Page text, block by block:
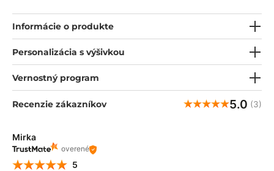
schne. Je odolná proti pokrčeniu a pokrčeniu, takže budete v
práci vyzerať (a cítiť sa) bezchybne po celý deň! Vďaka širokej
Informácie o produkte
Personalizácia s výšivkou
Vernostný program
Recenzie zákazníkov 5.0 (3)
Mirka
overené
5